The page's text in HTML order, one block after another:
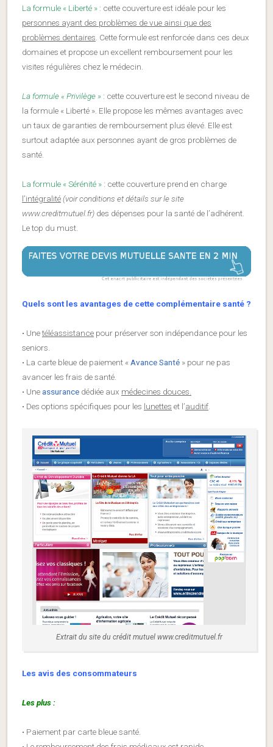
La formule « Liberté » : cette couverture est idéale pour les
personnes ayant des problèmes de vue ainsi que des
problèmes dentaires . Cette formule est renforcée dans ces deux
domaines et propose un excellent remboursement pour les
visites régulières chez le médecin.
La formule « Privilège » : cette couverture est le second niveau de
la formule « Liberté ». Elle propose les mêmes avantages avec
un taux de garanties de remboursement plus élevé. Elle est
surtout adaptée aux personnes ayant de gros problèmes de
santé.
La formule « Sérénité » : cette couverture prend en charge
l’intégralité(voir conditions et détails sur le site
www.creditmutuel.fr) des dépenses pour la santé de l’adhérent.
Le top du must.
Quels sont les avantages de cette complémentaire santé ?
• Unetéléassistance pour préserver son indépendance pour les
seniors.
• La carte bleue de paiement « Avance Santé » pour ne pas
avancer les frais de santé.
• Uneassurance dédiée aux médecines douces.
• Des options spécifiques pour les lunettes et l’auditif
Extrait du site du crédit mutuel www.creditmutuel.fr
Les avis des consommateurs
Les plus :
• Paiement par carte bleue santé.